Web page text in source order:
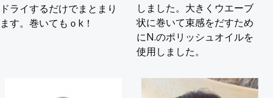
ドライするだけでまとまり
ます。巻いてもｏk！
しました。大きくウエーブ
状に巻いて束感をだすため
にN.のポリッシュオイルを
使用しました。